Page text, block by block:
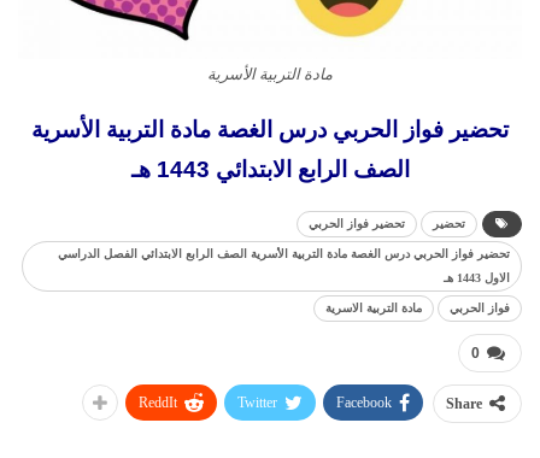
مادة التربية الأسرية
تحضير فواز الحربي درس الغصة مادة التربية الأسرية
الصف الرابع الابتدائي 1443 هـ
تحضير تحضير فواز الحربي
تحضير فواز الحربي درس الغصة مادة التربية الأسرية الصف الرابع الابتدائي الفصل الدراسي
الاول 1443 هـ
فواز الحربي مادة التربية الاسرية
0
Share
Facebook
Twitter
ReddIt